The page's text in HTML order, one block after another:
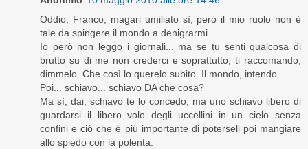
Oddio, Franco, magari umiliato sì, però il mio ruolo non è
tale da spingere il mondo a denigrarmi.
Io però non leggo i giornali... ma se tu senti qualcosa di
brutto su di me non crederci e soprattutto, ti raccomando,
dimmelo. Che così lo querelo subito. Il mondo, intendo.
Poi... schiavo... schiavo DA che cosa?
Ma sì, dai, schiavo te lo concedo, ma uno schiavo libero di
guardarsi il libero volo degli uccellini in un cielo senza
confini e ciò che è più importante di poterseli poi mangiare
allo spiedo con la polenta.